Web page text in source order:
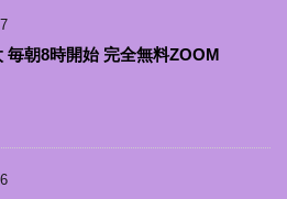
毎朝8時開始 完全無料ZOOM